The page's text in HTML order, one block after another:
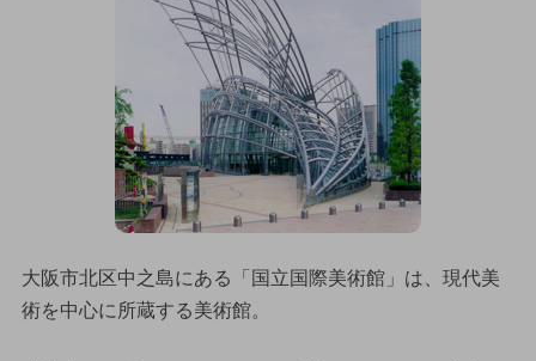
大阪市北区中之島にある「国立国際美術館」は、現代美
術を中心に所蔵する美術館。